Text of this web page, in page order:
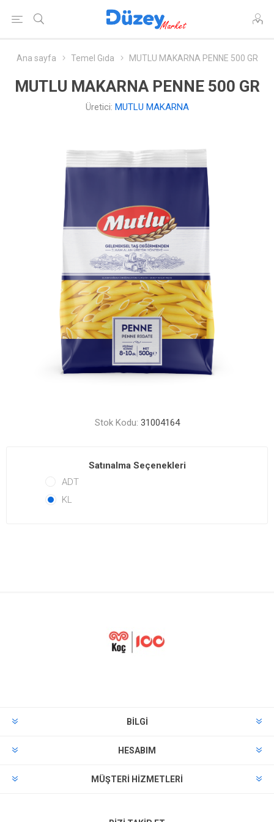
Ana sayfa Temel Gıda MUTLU MAKARNA PENNE 500 GR
MUTLU MAKARNA PENNE 500 GR
Üretici: MUTLU MAKARNA
Stok Kodu: 31004164
Satınalma Seçenekleri
ADT
KL
BILGI
HESABIM
MÜŞTERI HIZMETLERI